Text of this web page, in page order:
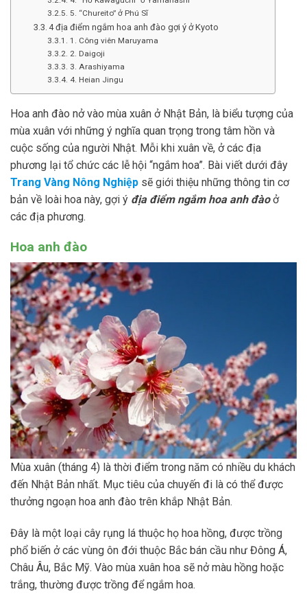
5. “Chureito” ở Phú Sĩ
4 địa điểm ngắm hoa anh đào gợi ý ở Kyoto
1. Công viên Maruyama
2. Daigoji
3. Arashiyama
4. Heian Jingu
Hoa anh đào nở vào mùa xuân ở Nhật Bản, là biểu tượng của
mùa xuân với những ý nghĩa quan trọng trong tâm hồn và
cuộc sống của người Nhật. Mỗi khi xuân về, ở các địa
phương lại tổ chức các lễ hội “ngắm hoa”. Bài viết dưới đây
Trang Vàng Nông Nghiệp sẽ giới thiệu những thông tin cơ
bản về loài hoa này, gợi ý địa điểm ngắm hoa anh đàoở
các địa phương.
Hoa anh đào
Mùa xuân (tháng 4) là thời điểm trong năm có nhiều du khách
đến Nhật Bản nhất. Mục tiêu của chuyến đi là có thể được
thưởng ngoạn hoa anh đào trên khắp Nhật Bản.
Đây là một loại cây rụng lá thuộc họ hoa hồng, được trồng
phổ biến ở các vùng ôn đới thuộc Bắc bán cầu như Đông Á,
Châu Âu, Bắc Mỹ. Vào mùa xuân hoa sẽ nở màu hồng hoặc
trắng, thường được trồng để ngắm hoa.